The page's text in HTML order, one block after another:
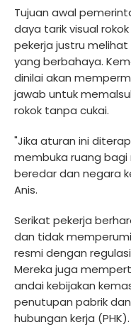
Tujuan awal
daya tarik visual
pekerja justru
yang berbahaya.
dinilai akan
jawab untuk
rokok tanpa cukai.
"Jika aturan ini
membuka ruang bagi
beredar dan negara
Anis.
Serikat pekerja
dan tidak
resmi dengan
Mereka juga
andai kebijakan
penutupan pabrik
hubungan kerja (PHK).